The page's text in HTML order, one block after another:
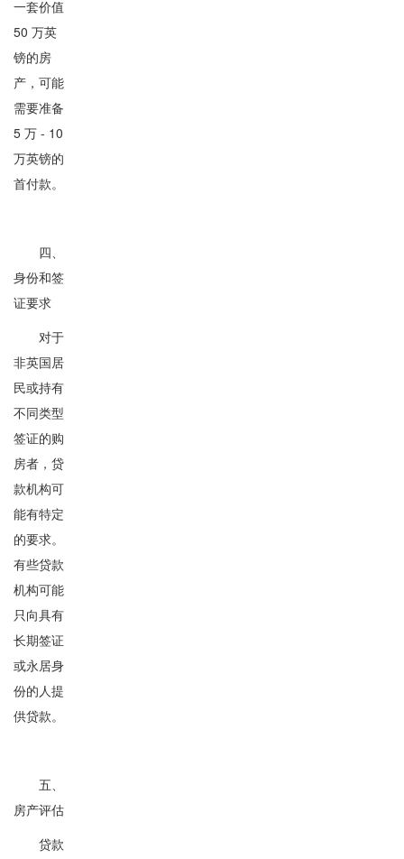
一套价值
50 万英
镑的房
产，可能
需要准备
5 万 - 10
万英镑的
首付款。
四、
身份和签
证要求
对于
非英国居
民或持有
不同类型
签证的购
房者，贷
款机构可
能有特定
的要求。
有些贷款
机构可能
只向具有
长期签证
或永居身
份的人提
供贷款。
五、
房产评估
贷款